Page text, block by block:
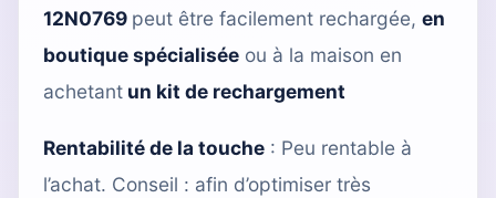
12N0769 peut être facilement rechargée, en
boutique spécialisée ou à la maison en
achetant un kit de rechargement
Rentabilité de la touche : Peu rentable à
l’achat. Conseil : afin d’optimiser très